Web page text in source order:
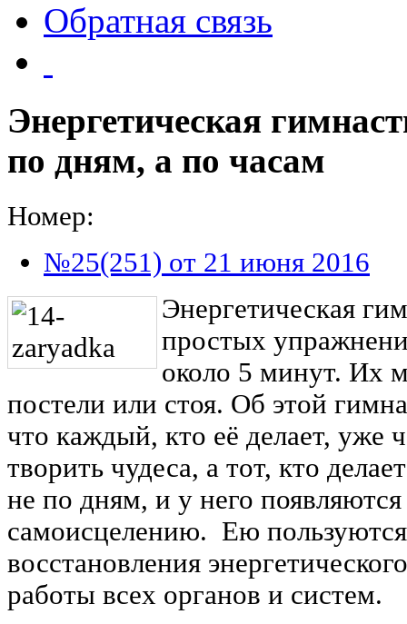
Обратная связь
Энергетическая
по дням, а по часам
Номер:
№25(251) от 21 июня 2016
Энергетическая
простых
около 5 минут. Их
постели или стоя. Об этой
что каждый, кто её делает, уже
творить чудеса, а тот, кто
не по дням, и у него
самоисцелению. Ею
восстановления
работы всех органов и систем.